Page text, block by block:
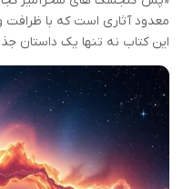
معدود آثاری است که با ظرافت
این کتاب نه تنها یک داستان